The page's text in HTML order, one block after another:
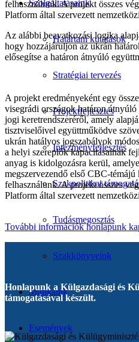
Szolgáltatásaink
Határtani kutatások
Stratégiai tervezés
Projektfejlesztés
Intézményfejlesztés
Szakpolitikai
Tudásmegosztás
Szakkönyveink
Munkáink
Események
felhasználunk. A projekt összes
Platform által szervezett
Az alábbi beavatkozási logika
hogy hozzájáruljon az ukrán
elősegítse a határon átnyúló
A projekt eredményeként egy
visegrádi országok határon
jogi keretrendszeréről, amely
tisztviselőivel együttműködve
ukrán hatályos jogszabályok
a helyi szereplők kapacitásainak
anyag is kidolgozásra kerül,
megszervezendő első CBC-témájú
felhasználunk. A projekt összes
Platform által szervezett
További információk honlapunk
Honlapunk a Külgazdasági és
támogatásával készült.